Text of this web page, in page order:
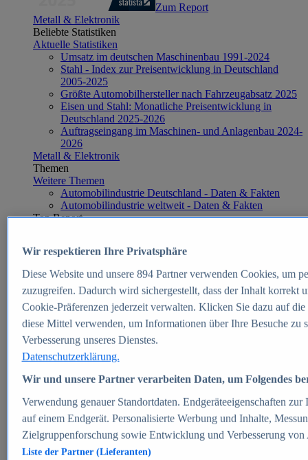
Zum Report
Metall & Elektronik
Beliebte Statistiken
Aktuelle Statistiken
Umsatz im deutschen Maschinenbau 1991-2024
Stahl - Index zur Preisentwicklung in Deutschland
2005-2025
Größte Automobilhersteller nach Fahrzeugabsatz 2025
Eisen und Stahl: Monatliche Preisentwicklung in
Deutschland 2025-2026
Auftragseingang im Maschinen- und Anlagenbau 2024-
2026
Metall & Elektronik
Themen
Weitere Themen
Automobilindustrie Deutschland - Daten & Fakten
Automobilindustrie weltweit - Daten & Fakten
Top Report
Zum Report
E-commerce
Beliebte Statistiken
Aktuelle Statistiken
E-Commerce - Entwicklung des Umsatzes in
Deutschland 1999-2025
Umsatz von Amazon in Deutschland und weltweit
2010-2025
B2C-E-Commerce: Top-50 Online Shops in
Deutschland 2024
Marktanteile von Online-Zahlungsverfahren in
Deutschland 2024
Umsatzstarke Warengruppen im Online-Handel in
Deutschland 2023-2025
Wir respektieren Ihre Privatsphäre
Diese Website und unsere 894Partner verwenden Cookies, um
zuzugreifen. Dadurch wird sichergestellt, dass der Inhalt korrekt
Cookie-Präferenzen jederzeit verwalten. Klicken Sie dazu auf
diese Mittel verwenden, um Informationen über Ihre Besuche
Verbesserung unseres Dienstes.
Datenschutzerklärung.
Wir und unsere Partner verarbeiten Daten, um Folgendes
Verwendung genauer Standortdaten. Endgeräteeigenschaften
auf einem Endgerät. Personalisierte Werbung und Inhalte,
Zielgruppenforschung sowie Entwicklung und Verbesserung von
Liste der Partner (Lieferanten)